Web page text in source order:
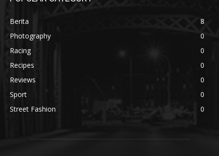
Berita
8
Photography
0
Racing
0
Recipes
0
Reviews
0
Sport
0
Street Fashion
0